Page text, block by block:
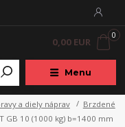
Menu
0
0,00 EUR
a diely náprav
Brzdené
GB 10 (1000 kg) b=1400 mm